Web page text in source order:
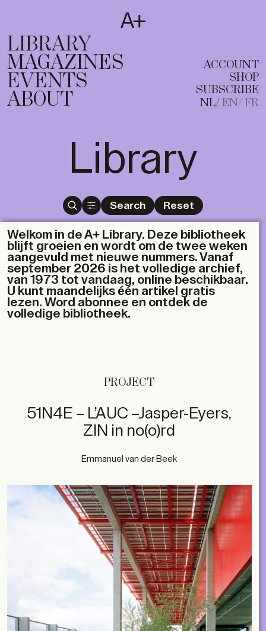
T
EN FR
LIBRARY
MAGAZINES
EVENTS
ABOUT
ACCOUNT
SHOP
SUBSCRIBE
NL EN FR
Library
Search Reset
Welkom in de A+ Library. Deze bibliotheek
blijft groeien en wordt om de twee weken
aangevuld met nieuwe nummers. Vanaf
september 2026 is het volledige archief,
van 1973 tot vandaag, online beschikbaar.
U kunt maandelijks één artikel gratis
lezen. Word abonnee en ontdek de
volledige bibliotheek.
PROJECT
51N4E – L’AUC –Jasper-Eyers,
ZIN in no(o)rd
Emmanuel van der Beek